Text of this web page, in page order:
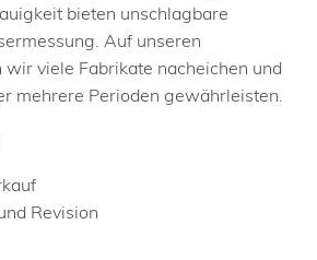
bieten unschlagbare
Auf unseren
wir viele Fabrikate nacheichen und
mehrere Perioden gewährleisten.
Revision